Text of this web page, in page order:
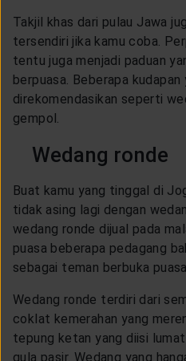
Takjil khas dari pulau Jawa
tersendiri jika kamu coba.
tentu juga menjadi paduan
berpuasa. Beberapa kudapan
direkomendasikan seperti
gempol.
Wedang ronde
Buat kamu yang tinggal di
tidak asing lagi dengan
wedang ronde dijual pada
puasa beberapa pedagang
sebagai teman berbuka puasa.
Wedang ronde terdiri dari
coklat kemerahan yang
tepung ketan yang diisi
gula pasir. Wedang yang